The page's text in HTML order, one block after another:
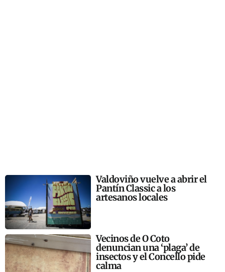
Valdoviño vuelve a abrir el
Pantín Classic a los
artesanos locales
Vecinos de O Coto
denuncian una ‘plaga’ de
insectos y el Concello pide
calma